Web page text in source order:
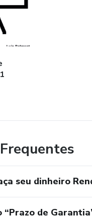
seu dinheiro
“Prazo de